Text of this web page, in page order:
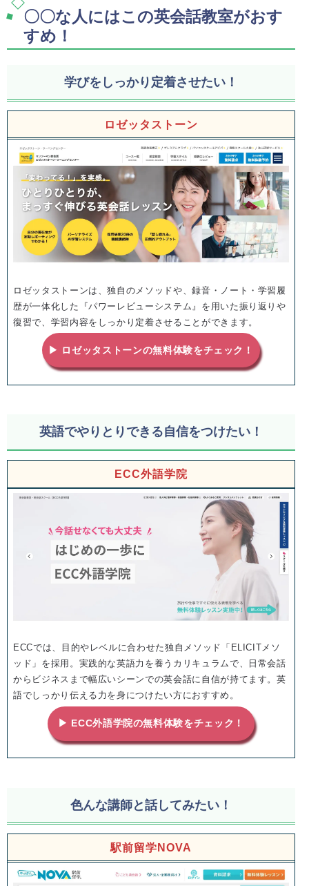
〇〇な人にはこの英会話教室がおす
すめ！
学びをしっかり定着させたい！
ロゼッタストーン
ロゼッタストーンは、独自のメソッドや、録音・ノート・学習履
歴が一体化した『パワーレビューシステム』を用いた振り返りや
復習で、学習内容をしっかり定着させることができます。
▶ ロゼッタストーンの無料体験をチェック！
英語でやりとりできる自信をつけたい！
ECC外語学院
ECCでは、目的やレベルに合わせた独自メソッド「ELICITメソ
ッド」を採用。実践的な英語力を養うカリキュラムで、日常会話
からビジネスまで幅広いシーンでの英会話に自信が持てます。英
語でしっかり伝える力を身につけたい方におすすめ。
▶ ECC外語学院の無料体験をチェック！
色んな講師と話してみたい！
駅前留学NOVA